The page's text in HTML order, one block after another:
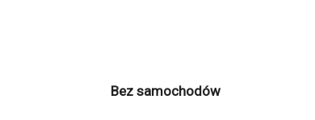
Bez samochodów